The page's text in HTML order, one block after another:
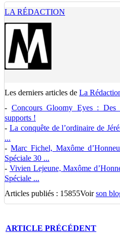
LA RÉDACTION
Les derniers articles de La
- Concours Gloomy Eyes :
supports !
- La conquête de l’ordinaire de
...
-Marc Fichel, Maxôme
Spéciale 30 ...
- Vivien Lejeune, Maxôme
Spéciale ...
Articles publiés : 15855Voirson
ARTICLE PRÉCÉDENT